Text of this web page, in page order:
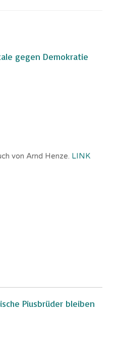
gegen Demokratie
von Arnd Henze. LINK
Piusbrüder bleiben